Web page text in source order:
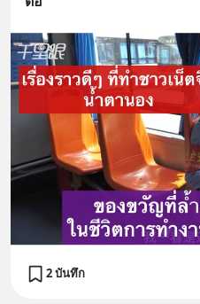
2 บันทึก